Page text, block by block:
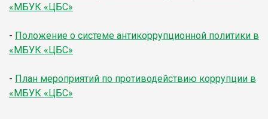
«МБУК «ЦБС»
- Положение о системе антикоррупционной политики в
«МБУК «ЦБС»
- План мероприятий по противодействию коррупции в
«МБУК «ЦБС»